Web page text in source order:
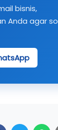
bisnis,
Anda agar